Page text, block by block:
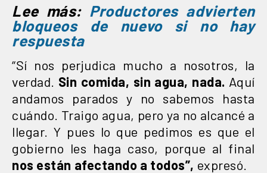
Lee más: Productores advierten
bloqueos de nuevo si no hay
respuesta
“Sí nos perjudica mucho a nosotros, la
verdad. Sin comida, sin agua, nada. Aquí
andamos parados y no sabemos hasta
cuándo. Traigo agua, pero ya no alcancé a
llegar. Y pues lo que pedimos es que el
gobierno les haga caso, porque al final
nos están afectando a todos”, expresó.